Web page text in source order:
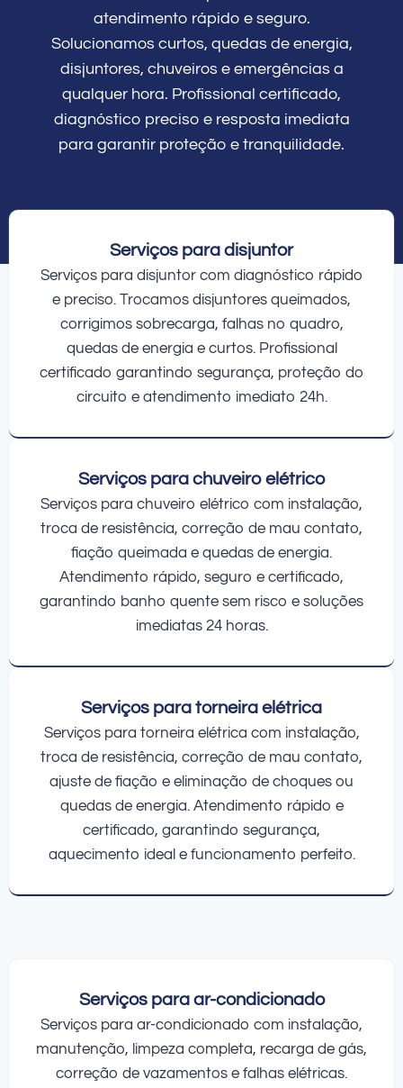
atendimento rápido e seguro.
Solucionamos curtos, quedas de energia,
disjuntores, chuveiros e emergências a
qualquer hora. Profissional certificado,
diagnóstico preciso e resposta imediata
para garantir proteção e tranquilidade.
Serviços para disjuntor
Serviços para disjuntor com diagnóstico rápido
e preciso. Trocamos disjuntores queimados,
corrigimos sobrecarga, falhas no quadro,
quedas de energia e curtos. Profissional
certificado garantindo segurança, proteção do
circuito e atendimento imediato 24h.
Serviços para chuveiro elétrico
Serviços para chuveiro elétrico com instalação,
troca de resistência, correção de mau contato,
fiação queimada e quedas de energia.
Atendimento rápido, seguro e certificado,
garantindo banho quente sem risco e soluções
imediatas 24 horas.
Serviços para torneira elétrica
Serviços para torneira elétrica com instalação,
troca de resistência, correção de mau contato,
ajuste de fiação e eliminação de choques ou
quedas de energia. Atendimento rápido e
certificado, garantindo segurança,
aquecimento ideal e funcionamento perfeito.
Serviços para ar-condicionado
Serviços para ar-condicionado com instalação,
manutenção, limpeza completa, recarga de gás,
correção de vazamentos e falhas elétricas.